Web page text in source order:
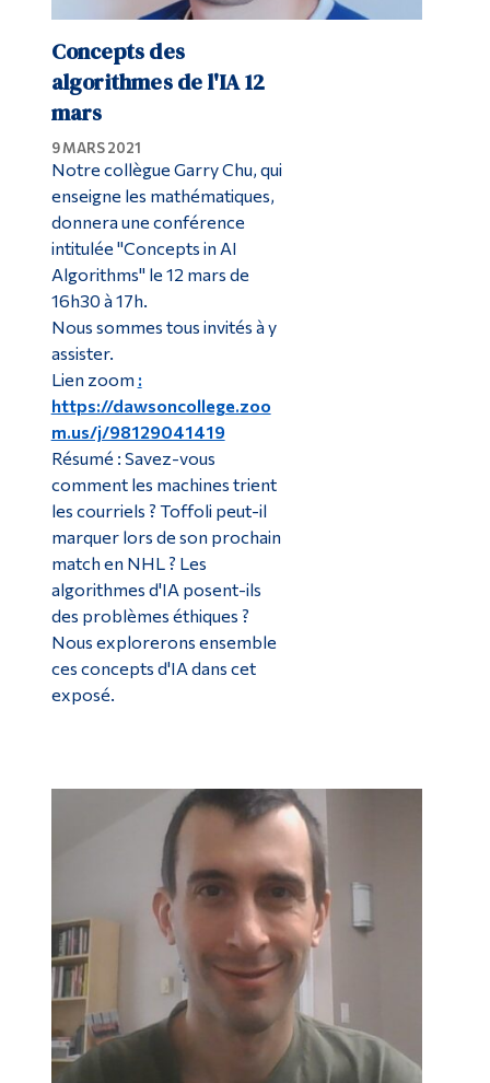
Concepts des
algorithmes de l'IA 12
mars
9 MARS 2021
Notre collègue Garry Chu, qui
enseigne les mathématiques,
donnera une conférence
intitulée "Concepts in AI
Algorithms" le 12 mars de
16h30 à 17h.
Nous sommes tous invités à y
assister.
Lien zoom :
https://dawsoncollege.zoo
m.us/j/98129041419
Résumé : Savez-vous
comment les machines trient
les courriels ? Toffoli peut-il
marquer lors de son prochain
match en NHL ? Les
algorithmes d'IA posent-ils
des problèmes éthiques ?
Nous explorerons ensemble
ces concepts d'IA dans cet
exposé.